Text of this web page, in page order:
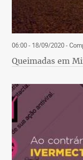
06:00 - 18/09/2020-
Queimadas em